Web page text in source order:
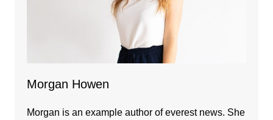
Morgan Howen
Morgan is an example author of everest news. She